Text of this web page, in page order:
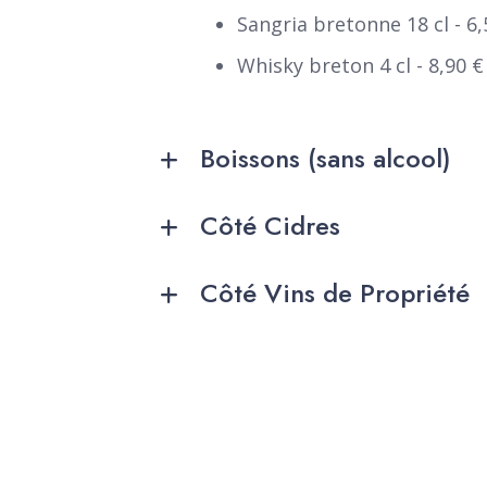
Sangria bretonne 18 cl -
Whisky breton 4 cl - 8,90 €
Boissons (sans alcool)
Côté Cidres
Côté Vins de Propriété